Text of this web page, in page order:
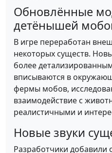
Обновлённые
детёнышей
В игре переработан
некоторых существ.
более
вписываются в
фермы мобов,
взаимодействие с
реалистичными и
Новые звуки
Разработчики добавили